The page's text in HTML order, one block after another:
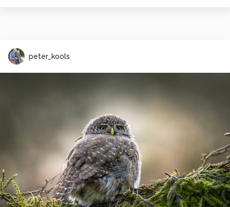
peter_kools